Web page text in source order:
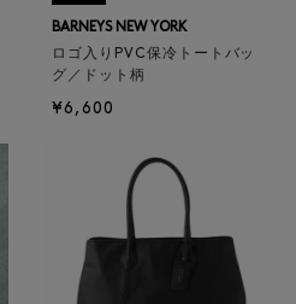
BARNEYS NEW YORK
ロゴ入りPVC保冷トートバッ
グ／ドット柄
¥6,600